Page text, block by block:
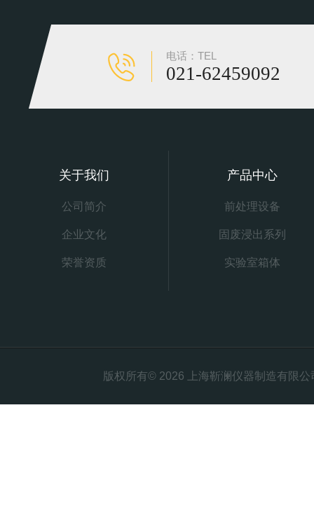
电话：TEL
021-62459092
关于我们
公司简介
企业文化
荣誉资质
产品中心
前处理设备
固废浸出系列
实验室箱体
版权所有© 2026 上海靳澜仪器制造有限